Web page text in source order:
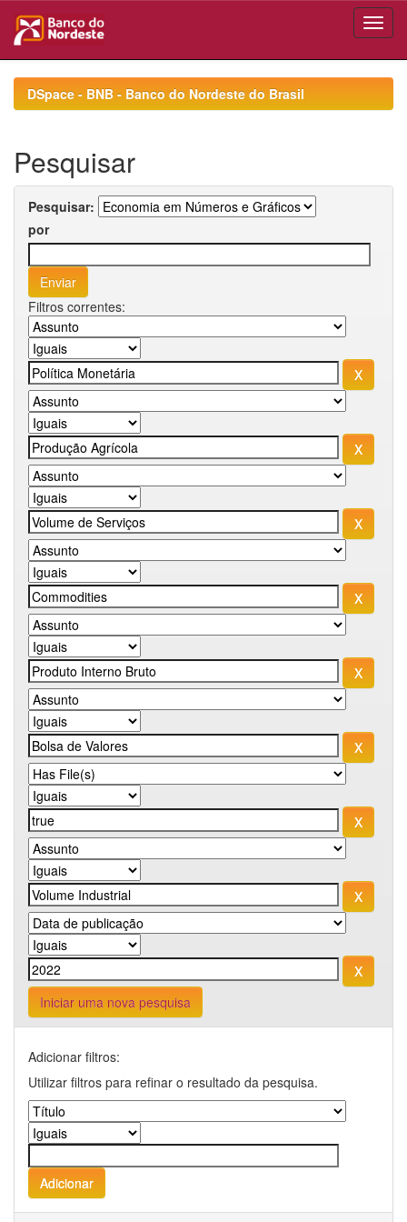
navigationDSpace - BNB - Banco do Nordeste do Brasil
Pesquisar
Pesquisar:
por
Filtros correntes:
Iniciar uma nova pesquisa
Adicionar filtros:
Utilizar filtros para refinar o resultado da pesquisa.